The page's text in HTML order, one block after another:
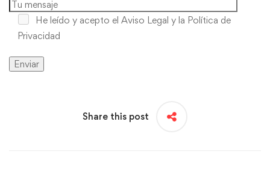
He leído y acepto el Aviso Legal y la Política de
Privacidad
Share this post